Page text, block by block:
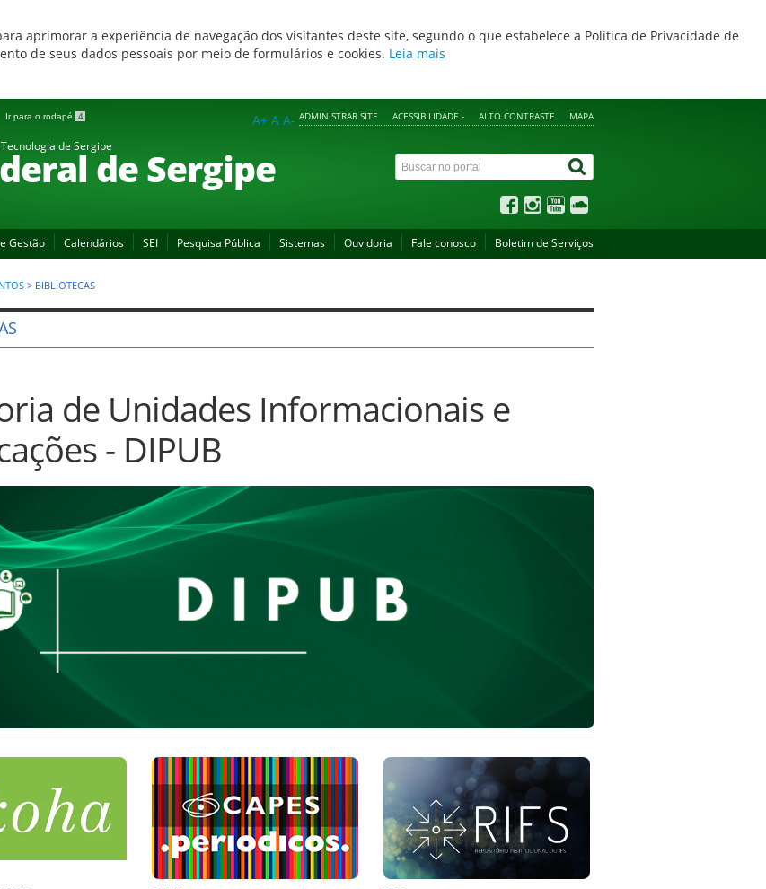
aprimorar a experiência de navegação dos visitantes deste site, segundo o que estabelece a Política de Privacidade de
de seus dados pessoais por meio de formulários e cookies. Leia mais
Ir para o rodapé 4 ADMINISTRAR SITE ACESSIBILIDADE - ALTO CONTRASTE MAPA
A+ A A-
de Sergipede Sergipe
Gestão Calendários SEI Pesquisa Pública Sistemas Ouvidoria Fale conosco Boletim de Serviços
> BIBLIOTECAS
de Unidades Informacionais e
- DIPUB